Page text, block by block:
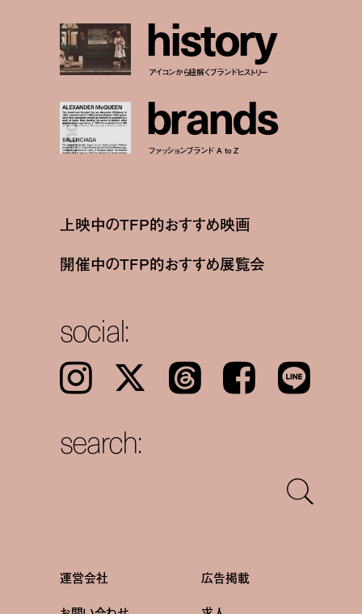
history
アイコンから紐解くブランドヒストリー
brands
ファッションブランド A to Z
上映中のTFP的おすすめ映画
開催中のTFP的おすすめ展覧会
social:
Instagram 𝕏 Threads Facebook LINE
search:
運営会社
広告掲載